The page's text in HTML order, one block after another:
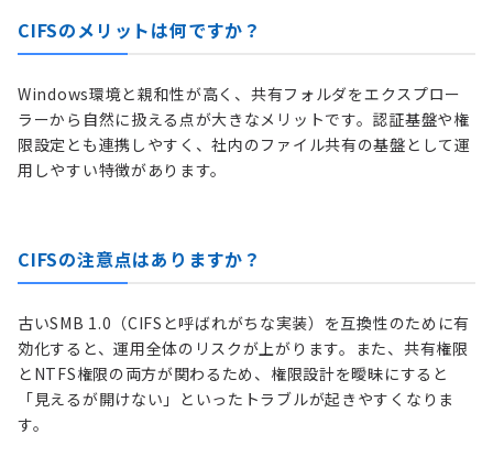
CIFSのメリットは何ですか？
Windows環境と親和性が高く、共有フォルダをエクスプロー
ラーから自然に扱える点が大きなメリットです。認証基盤や権
限設定とも連携しやすく、社内のファイル共有の基盤として運
用しやすい特徴があります。
CIFSの注意点はありますか？
古いSMB 1.0（CIFSと呼ばれがちな実装）を互換性のために有
効化すると、運用全体のリスクが上がります。また、共有権限
とNTFS権限の両方が関わるため、権限設計を曖昧にすると
「見えるが開けない」といったトラブルが起きやすくなりま
す。